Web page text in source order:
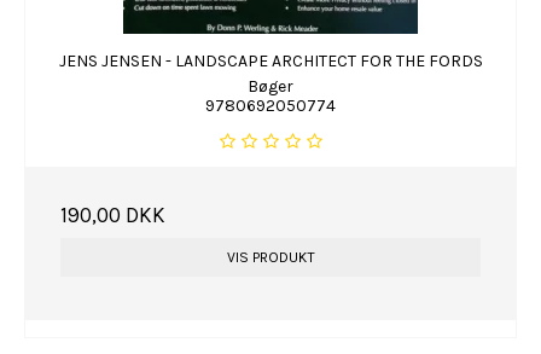
JENS JENSEN - LANDSCAPE ARCHITECT FOR THE FORDS
Bøger
9780692050774
190,00 DKK
VIS PRODUKT